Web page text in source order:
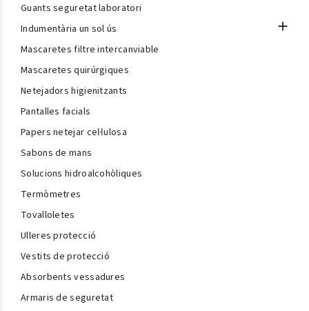
Guants seguretat laboratori
Indumentària un sol ús

Mascaretes filtre intercanviable
Mascaretes quirúrgiques
Netejadors higienitzants
Pantalles facials
Papers netejar cel·lulosa
Sabons de mans
Solucions hidroalcohòliques
Termòmetres
Tovalloletes
Ulleres protecció
Vestits de protecció
Absorbents vessadures
Armaris de seguretat